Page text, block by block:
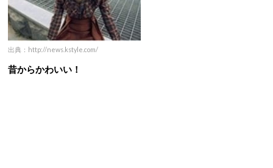
出典：http://news.kstyle.com/
昔からかわいい！